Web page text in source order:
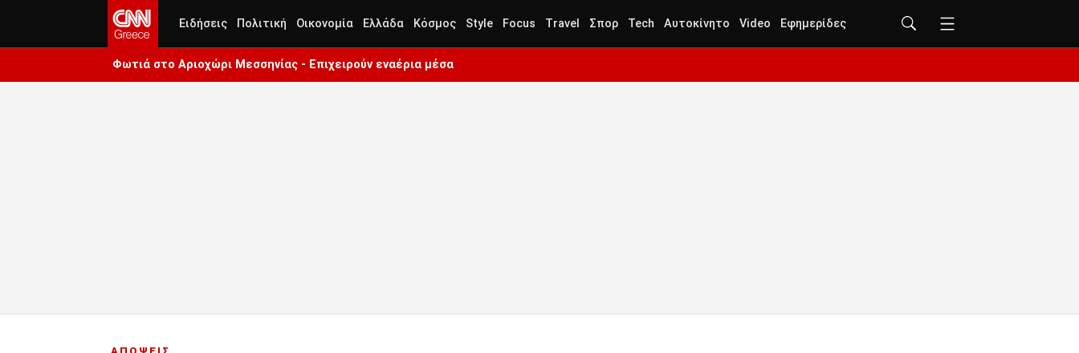
Ειδήσεις Πολιτική Οικονομία Ελλάδα Κόσμος Style Focus Travel Σπορ Tech Αυτοκίνητο Video Εφημερίδες
Φωτιά στο Αριοχώρι Μεσσηνίας - Επιχειρούν εναέρια μέσα